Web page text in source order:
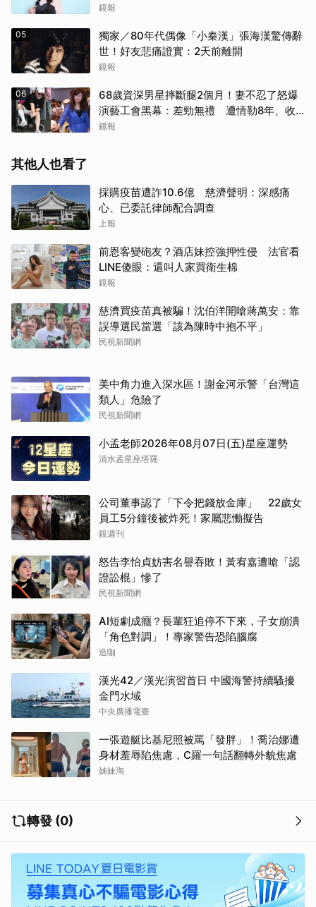
鏡報
05
獨家／80年代偶像「小秦漢」張海漢驚傳辭
世！好友悲痛證實：2天前離開
鏡報
06
68歲資深男星摔斷腿2個月！妻不忍了怒爆
演藝工會黑幕：差勁無禮 遭情勒8年、收
二手探病禮
鏡報
其他人也看了
採購疫苗遭詐10.6億 慈濟聲明：深感痛
心、已委託律師配合調查
上報
前恩客變砲友？酒店妹控強押性侵 法官看
LINE傻眼：還叫人家買衛生棉
鏡報
慈濟買疫苗真被騙！沈伯洋開嗆蔣萬安：靠
誤導選民當選「該為陳時中抱不平」
民視新聞網
美中角力進入深水區！謝金河示警「台灣這
類人」危險了
民視新聞網
小孟老師2026年08月07日(五)星座運勢
清水孟星座塔羅
公司董事認了「下令把錢放金庫」 22歲女
員工5分鐘後被炸死！家屬悲慟擬告
鏡週刊
怒告李怡貞妨害名譽吞敗！黃宥嘉遭嗆「認
證訟棍」慘了
民視新聞網
AI短劇成癮？長輩狂追停不下來，子女崩潰
「角色對調」！專家警告恐陷腦腐
造咖
漢光42／漢光演習首日 中國海警持續騷擾
金門水域
中央廣播電臺
一張遊艇比基尼照被罵「發胖」！喬治娜遭
身材羞辱陷焦慮，C羅一句話翻轉外貌焦慮
姊妹淘
轉發 (0)